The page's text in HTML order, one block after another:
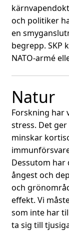
och politiker
en
begrepp. SKP
NATO-armé
Natur
Forskning har
stress. Det
minskar
Dessutom har
ångest och
och
effekt. Vi
som inte har
ta sig till